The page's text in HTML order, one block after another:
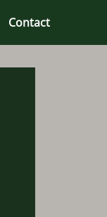
Contact